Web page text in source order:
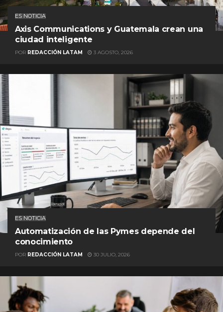
ES NOTICIA
Axis Communications y Guatemala crean una
ciudad inteligente
POR REDACCIÓN LATAM 3 AGOSTO, 2026
ES NOTICIA
Automatización de las Pymes depende del
conocimiento
POR REDACCIÓN LATAM 30 JULIO, 2026